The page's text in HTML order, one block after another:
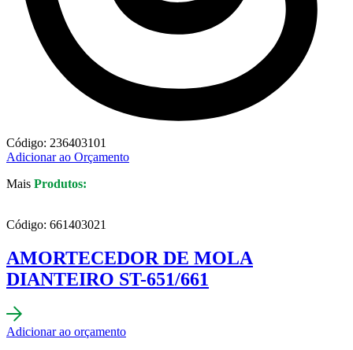
Código: 236403101
Adicionar ao Orçamento
Mais Produtos:
Código: 661403021
AMORTECEDOR DE MOLA
DIANTEIRO ST-651/661
Adicionar ao orçamento